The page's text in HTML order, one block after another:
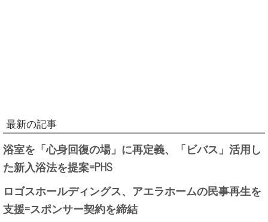
最新の記事
浴室を「心身回復の場」に再定義、「ビバス」活用し
た新入浴法を提案=PHS
ロゴスホールディングス、アエラホームの民事再生を
支援=スポンサー契約を締結